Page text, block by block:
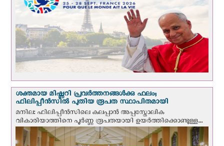
ശക്തമായ മിഷ്ണറി പ്രവർത്തനങ്ങൾക്കു ഫലം;
ഫിലിപ്പീൻസിൽ പുതിയ രൂപത സ്ഥാപിതമായി
മനില: ഫിലിപ്പീൻസിലെ കലപ്പാൻ അപ്പസ്തോലിക
വികാരിയാത്തിനെ പൂർണ്ണ രൂപതയായി ഉയർത്തിക്കൊണ്ടുള്ള...